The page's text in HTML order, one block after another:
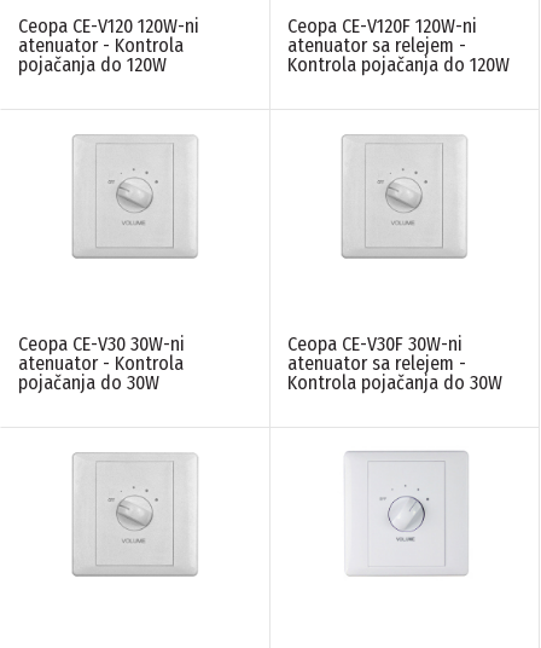
Viseći zvučnici(1) Zvučnici horne (2)
Ceopa(7)
PONIŠTITE SVE FILTERE
Ceopa CE-V120 120W-ni
atenuator - Kontrola
pojačanja do 120W
Ceopa CE-V120F 120W-ni
atenuator sa relejem -
Kontrola pojačanja do 120W
Ceopa CE-V30 30W-ni
atenuator - Kontrola
pojačanja do 30W
Ceopa CE-V30F 30W-ni
atenuator sa relejem -
Kontrola pojačanja do 30W